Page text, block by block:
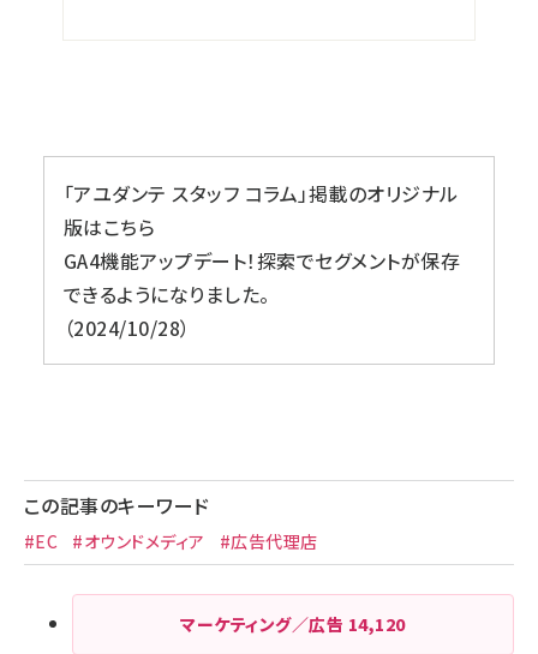
「アユダンテ スタッフ コラム」掲載のオリジナル
版はこちら
GA4機能アップデート！探索でセグメントが保存
できるようになりました。
2024/10/28
この記事のキーワード
#EC #オウンドメディア #広告代理店
マーケティング／広告 14,120